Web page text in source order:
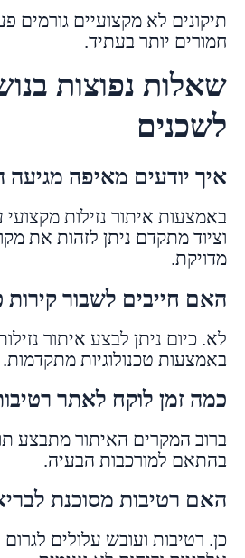
תיקונים לא מקצועיים גורמים
חמורים יותר בעתיד.
שאלות נפוצות
לשכנים
איך יודעים מאיפה מגיעה
באמצעות איתור נזילות
וציוד מתקדם ניתן לזהות את
מדויקת.
האם חייבים לשבור קירות
לא. כיום ניתן לבצע איתור
באמצעות טכנולוגיות מתקדמות.
כמה זמן לוקח לאתר
ברוב המקרים האיתור מתבצע
בהתאם למורכבות הבעיה.
האם רטיבות מסוכנת
כן. רטיבות ועובש עלולים